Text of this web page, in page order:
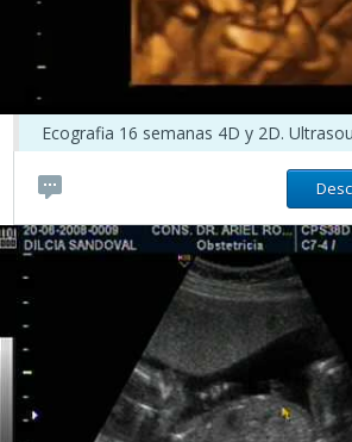
Ecografia 16 semanas 4D y 2D.